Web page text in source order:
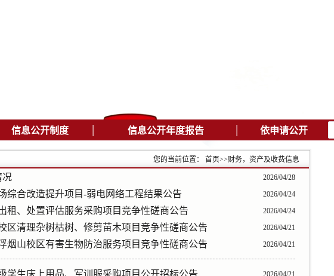
信息公开制度 | 信息公开年度报告 | 依申请公开
您的当前位置： 首页>>财务，资产及收费信息
况
2026/04/28
综合改造提升项目-弱电网络工程结果公告
2026/04/24
租、处置评估服务采购项目竞争性磋商公告
2026/04/24
区清理杂树枯树、修剪苗木项目竞争性磋商公告
2026/04/21
烟山校区有害生物防治服务项目竞争性磋商公告 2026/04/21
学生床上用品、军训服采购项目公开招标公告
2026/04/21